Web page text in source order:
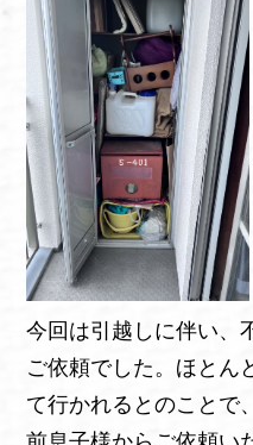
今回は引越しに伴い、
ご依頼でした。ほとん
て行かれるとのことで